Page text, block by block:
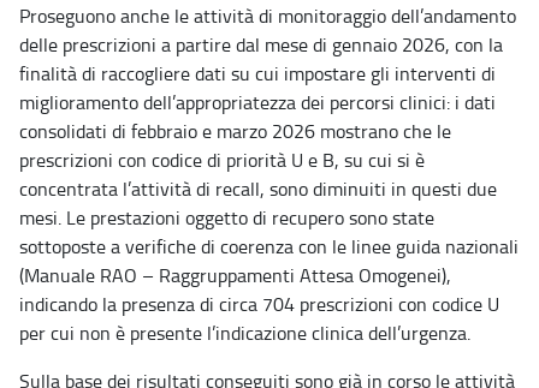
Proseguono anche le attività di monitoraggio dell’andamento
delle prescrizioni a partire dal mese di gennaio 2026, con la
finalità di raccogliere dati su cui impostare gli interventi di
miglioramento dell’appropriatezza dei percorsi clinici: i dati
consolidati di febbraio e marzo 2026 mostrano che le
prescrizioni con codice di priorità U e B, su cui si è
concentrata l’attività di recall, sono diminuiti in questi due
mesi. Le prestazioni oggetto di recupero sono state
sottoposte a verifiche di coerenza con le linee guida nazionali
(Manuale RAO – Raggruppamenti Attesa Omogenei),
indicando la presenza di circa 704 prescrizioni con codice U
per cui non è presente l’indicazione clinica dell’urgenza.
Sulla base dei risultati conseguiti sono già in corso le attività